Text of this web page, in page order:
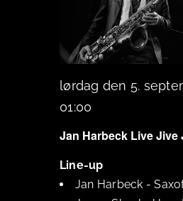
lørdag den 5.
01:00
Jan Harbeck Live Jive
Line-up
Jan Harbeck -